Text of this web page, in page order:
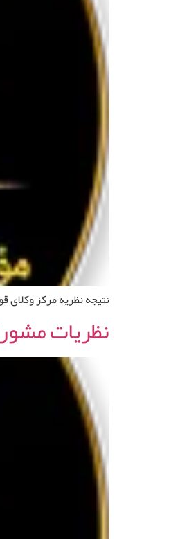
نتیجه نظریه مرکز
نظریات